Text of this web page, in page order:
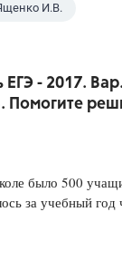
задание
Учебники
М.М.,
И.В.
ЕГЭ - 2017.
было 500
за учебный